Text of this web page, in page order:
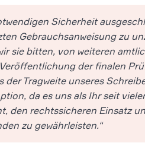
Sicherheit
Gebrauchsanweisung zu
sie bitten, von weiteren
der finalen
Tragweite unseres
da es uns als Ihr seit
den rechtssicheren Einsatz
zu gewährleisten.“